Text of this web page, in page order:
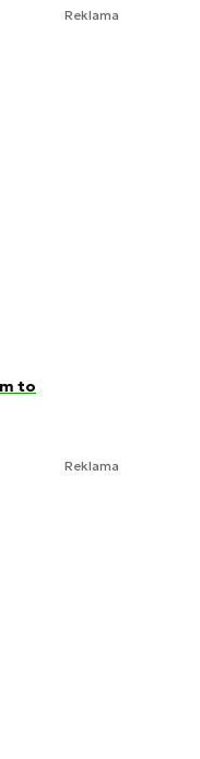
Reklama
to
Reklama